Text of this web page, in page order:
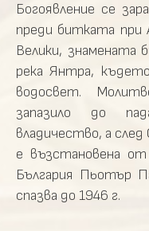
Богоявление се
преди битката при
Велики, знамената
река Янтра,
водосвет.
запазило до
владичество, а
е възстановена
България Пьотър
спазва до 1946 г.